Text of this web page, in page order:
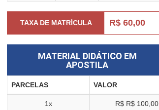
TAXA DE MATRÍCULA R$ 60,00
MATERIAL DIDÁTICO EM
APOSTILA
PARCELAS VALOR
1x R$ R$ 100,00